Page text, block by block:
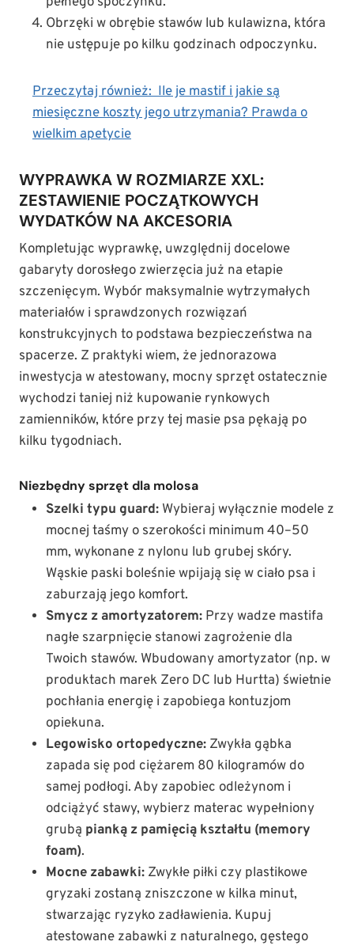
Obrzęki w obrębie stawów lub kulawizna, która
nie ustępuje po kilku godzinach odpoczynku.
Przeczytaj również: Ile je mastif i jakie są
miesięczne koszty jego utrzymania? Prawda o
wielkim apetycie
WYPRAWKA W ROZMIARZE XXL:
ZESTAWIENIE POCZĄTKOWYCH
WYDATKÓW NA AKCESORIA
Kompletując wyprawkę, uwzględnij docelowe
gabaryty dorosłego zwierzęcia już na etapie
szczenięcym. Wybór maksymalnie wytrzymałych
materiałów i sprawdzonych rozwiązań
konstrukcyjnych to podstawa bezpieczeństwa na
spacerze. Z praktyki wiem, że jednorazowa
inwestycja w atestowany, mocny sprzęt ostatecznie
wychodzi taniej niż kupowanie rynkowych
zamienników, które przy tej masie psa pękają po
kilku tygodniach.
Niezbędny sprzęt dla molosa
Szelki typu guard: Wybieraj wyłącznie modele z
mocnej taśmy o szerokości minimum 40–50
mm, wykonane z nylonu lub grubej skóry.
Wąskie paski boleśnie wpijają się w ciało psa i
zaburzają jego komfort.
Smycz z amortyzatorem: Przy wadze mastifa
nagłe szarpnięcie stanowi zagrożenie dla
Twoich stawów. Wbudowany amortyzator (np. w
produktach marek Zero DC lub Hurtta) świetnie
pochłania energię i zapobiega kontuzjom
opiekuna.
Legowisko ortopedyczne: Zwykła gąbka
zapada się pod ciężarem 80 kilogramów do
samej podłogi. Aby zapobiec odleżynom i
odciążyć stawy, wybierz materac wypełniony
grubą pianką z pamięcią kształtu (memory
foam).
Mocne zabawki: Zwykłe piłki czy plastikowe
gryzaki zostaną zniszczone w kilka minut,
stwarzając ryzyko zadławienia. Kupuj
atestowane zabawki z naturalnego, gęstego